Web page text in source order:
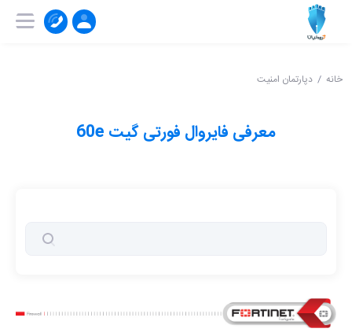
ثبت‌ نام | ورود
خانه دپارتمان امنیت
معرفی فایروال فورتی گیت 60e